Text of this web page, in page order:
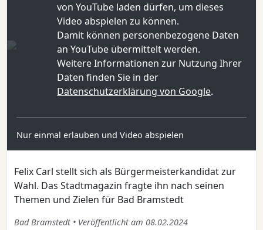
von YouTube laden dürfen, um dieses
Video abspielen zu können.
Damit können personenbezogene Daten
an YouTube übermittelt werden.
Weitere Informationen zur Nutzung Ihrer
Daten finden Sie in der
Datenschutzerklärung von Google.
Nur einmal erlauben und Video abspielen
Felix Carl stellt sich als Bürgermeisterkandidat zur
Wahl. Das Stadtmagazin fragte ihn nach seinen
Themen und Zielen für Bad Bramstedt
Bad Bramstedt • Veröffentlicht am 08.02.2024